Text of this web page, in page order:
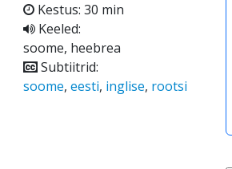
Kestus: 30 min
Keeled:
soome, heebrea
Subtiitrid:
soome, eesti, inglise, rootsi